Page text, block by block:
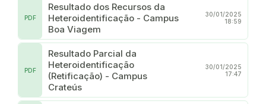
Resultado dos Recursos da
Heteroidentificação - Campus
Boa Viagem
PDF
30/01/2025
18:59
Resultado Parcial da
Heteroidentificação
(Retificação) - Campus
Crateús
PDF
30/01/2025
17:47